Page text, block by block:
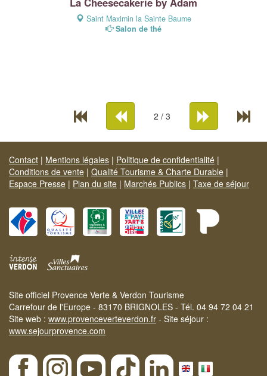
Saint Maximin la Sainte Baume
Salon de thé
2 / 3
Contact | Mentions légales | Politique de confidentialité |
Conditions de vente | Qualité Tourisme & Charte Durable |
Espace Presse | Plan du site | Marchés Publics | Taxe de séjour
Site officiel Provence Verte & Verdon Tourisme
Carrefour de l'Europe - 83170 BRIGNOLES - Tél. 04 94 72 04 21
Site web : www.provenceverteverdon.fr - Site séjour :
www.sejourprovence.com